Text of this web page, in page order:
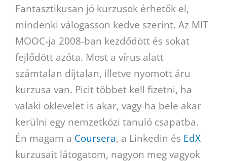
Fantasztikusan jó kurzusok érhetők el,
mindenki válogasson kedve szerint. Az MIT
MOOC-ja 2008-ban kezdődött és sokat
fejlődött azóta. Most a vírus alatt
számtalan díjtalan, illetve nyomott áru
kurzusa van. Picit többet kell fizetni, ha
valaki oklevelet is akar, vagy ha bele akar
kerülni egy nemzetközi tanuló csapatba.
Én magam a Coursera, a Linkedin és EdX
kurzusait látogatom, nagyon meg vagyok